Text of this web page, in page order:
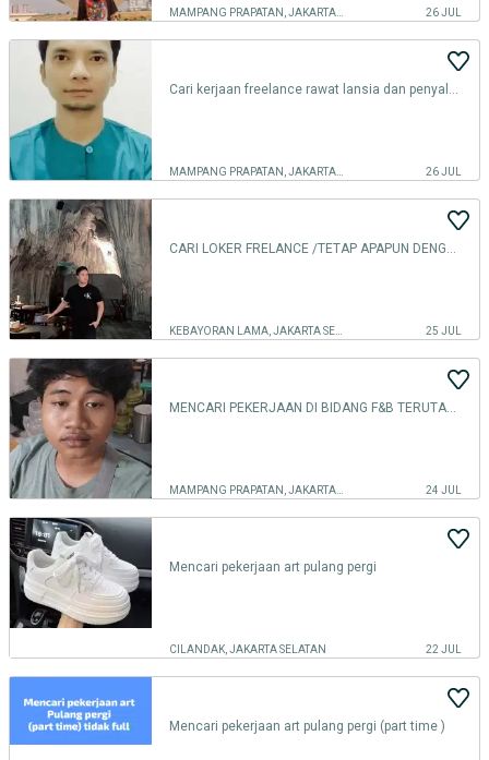
26 JUL
Cari kerjaan freelance rawat lansia dan penyalur rawat lansia
26 JUL
CARI LOKER FRELANCE /TETAP APAPUN DENGAN Gaji Minimal UMR Jakarta
25 JUL
MENCARI PEKERJAAN DI BIDANG F&B TERUTAMA DI BAGIAN BARISTA
24 JUL
Mencari pekerjaan art pulang pergi
CILANDAK, JAKARTA SELATAN 22 JUL
Mencari pekerjaan art pulang pergi (part time )